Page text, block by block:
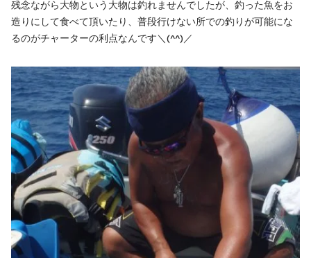
残念ながら大物という大物は釣れませんでしたが、釣った魚をお
造りにして食べて頂いたり、普段行けない所での釣りが可能にな
るのがチャーターの利点なんです＼(^^)／